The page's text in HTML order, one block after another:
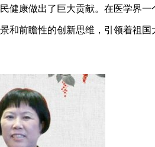
健康做出了巨大贡献。在医学界一
和前瞻性的创新思维，引领着祖国